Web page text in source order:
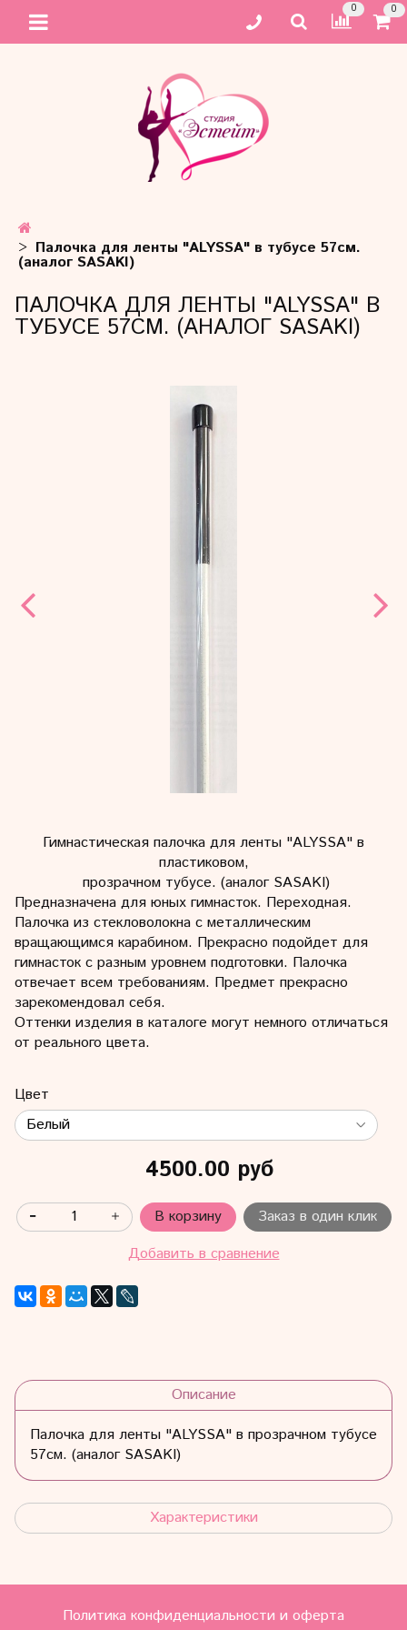
0 0
Палочка для ленты "ALYSSA" в тубусе 57см.
(аналог SASAKI)
ПАЛОЧКА ДЛЯ ЛЕНТЫ "ALYSSA" В
ТУБУСЕ 57СМ. (АНАЛОГ SASAKI)
Гимнастическая палочка для ленты "ALYSSA" в
пластиковом,
прозрачном тубусе. (аналог SASAKI)
Предназначена для юных гимнасток. Переходная.
Палочка из стекловолокна с металлическим
вращающимся карабином. Прекрасно подойдет для
гимнасток с разным уровнем подготовки. Палочка
отвечает всем требованиям. Предмет прекрасно
зарекомендовал себя.
Оттенки изделия в каталоге могут немного отличаться
от реального цвета.
Цвет
4500.00 руб
В корзину
Заказ в один клик
Добавить в сравнение
Описание
Палочка для ленты "ALYSSA" в прозрачном тубусе
57см. (аналог SASAKI)
Характеристики
Политика конфиденциальности и оферта